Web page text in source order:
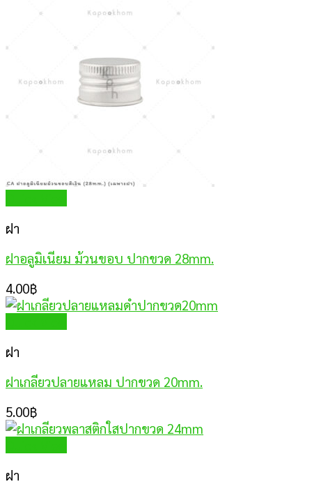
ฝา
ฝาอลูมิเนียม ม้วนขอบ ปากขวด 28mm.
4.00฿
ฝา
ฝาเกลียวปลายแหลม ปากขวด 20mm.
5.00฿
ฝา